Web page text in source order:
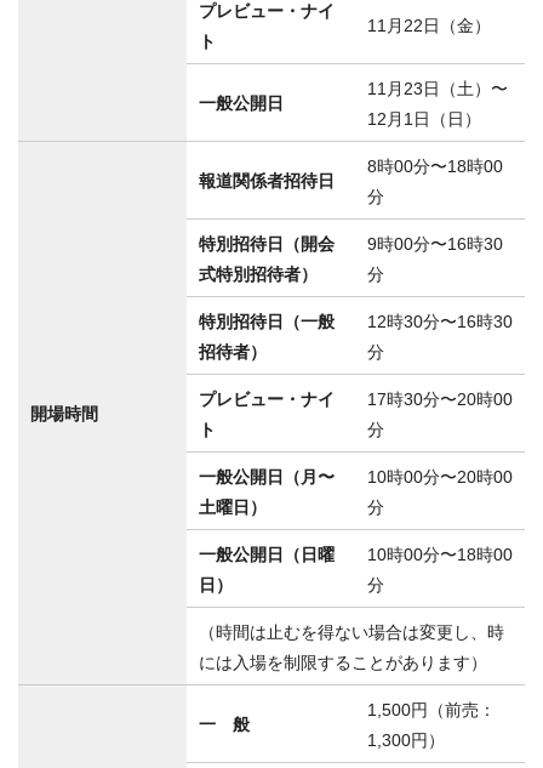
プレビュー・ナイ
ト
11月22日（金）
一般公開日
11月23日（土）〜
12月1日（日）
開場時間
報道関係者招待日
8時00分〜18時00
分
特別招待日（開会
式特別招待者）
9時00分〜16時30
分
特別招待日（一般
招待者）
12時30分〜16時30
分
プレビュー・ナイ
ト
17時30分〜20時00
分
一般公開日（月〜
土曜日）
10時00分〜20時00
分
一般公開日（日曜
日）
10時00分〜18時00
分
（時間は止むを得ない場合は変更し、時
には入場を制限することがあります）
一 般
1,500円（前売：
1,300円）